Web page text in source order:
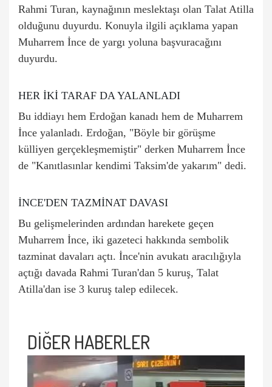
Rahmi Turan, kaynağının meslektaşı olan Talat Atilla
olduğunu duyurdu. Konuyla ilgili açıklama yapan
Muharrem İnce de yargı yoluna başvuracağını
duyurdu.
HER İKİ TARAF DA YALANLADI
Bu iddiayı hem Erdoğan kanadı hem de Muharrem
İnce yalanladı. Erdoğan, "Böyle bir görüşme
külliyen gerçekleşmemiştir" derken Muharrem İnce
de "Kanıtlasınlar kendimi Taksim'de yakarım" dedi.
İNCE'DEN TAZMİNAT DAVASI
Bu gelişmelerinden ardından harekete geçen
Muharrem İnce, iki gazeteci hakkında sembolik
tazminat davaları açtı. İnce'nin avukatı aracılığıyla
açtığı davada Rahmi Turan'dan 5 kuruş, Talat
Atilla'dan ise 3 kuruş talep edilecek.
DİĞER HABERLER